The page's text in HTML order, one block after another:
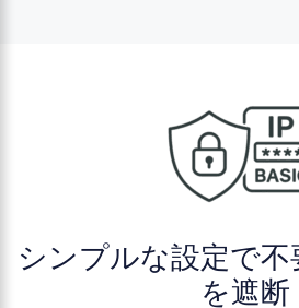
シンプルな設定で
を遮断